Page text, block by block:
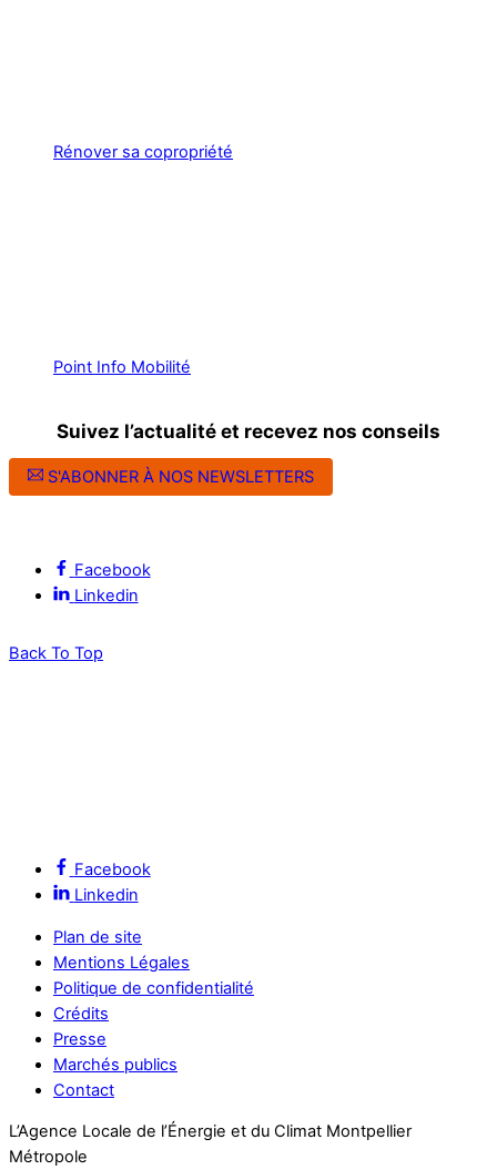
Rénover sa copropriété
Point Info Mobilité
Suivez l’actualité et recevez nos conseils
S'ABONNER À NOS NEWSLETTERS
Facebook
Linkedin
Back To Top
Facebook
Linkedin
Plan de site
Mentions Légales
Politique de confidentialité
Crédits
Presse
Marchés publics
Contact
L’Agence Locale de l’Énergie et du Climat Montpellier
Métropole